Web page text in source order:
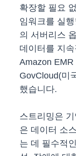
확장할 필요
임워크를 실
의 서버리스
데이터를 지
Amazon
GovCloud(미
했습니다.
스트리밍은
은 데이터 소
는 데 필수적